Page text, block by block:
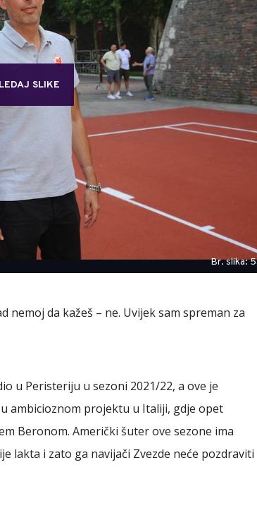
SLIKE
Br. slika: 5
nemoj da kažeš – ne. Uvijek sam spreman za
u Peristeriju u sezoni 2021/22, a ove je
ambicioznom projektu u Italiji, gdje opet
Beronom. Američki šuter ove sezone ima
lakta i zato ga navijači Zvezde neće pozdraviti